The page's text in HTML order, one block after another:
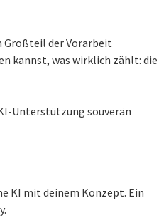
Großteil der Vorarbeit
kannst, was wirklich zählt: die
Unterstützung souverän
KI mit deinem Konzept. Ein